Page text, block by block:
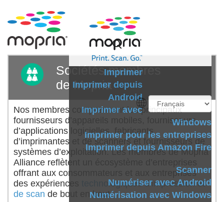
Imprimer
Imprimer depuis
Android
Imprimer avec
Windows
Imprimer pour les entreprises
Imprimer depuis Amazon Fire
Scanner
Numériser avec Android
Numérisation avec Windows
Sociétés membres
de Mopria
Nos membres comprennent les principaux
fournisseurs d’appareils mobiles, fournisseurs
d’applications logicielles, fabricants
d’imprimantes et de scanners et fournisseurs de
systèmes d’exploitation. Les membres de Mopria
Alliance reflètent un écosystème d’entreprises
offrant aux consommateurs et aux entreprises
des expériences
technologiques d’impression et
de scan de bout en bout.